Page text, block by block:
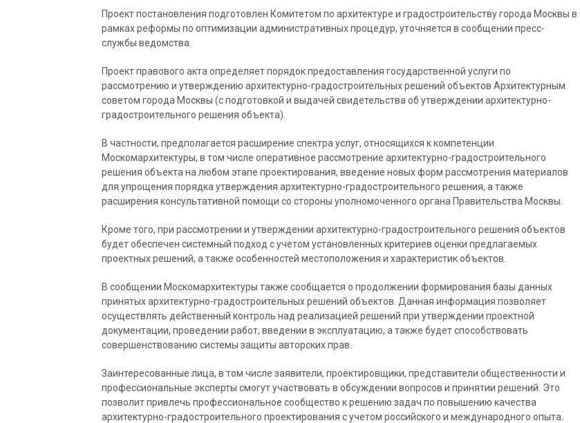
Проект постановления подготовлен Комитетом по архитектуре и градостроительству города Москвы в
рамках реформы по оптимизации административных процедур, уточняется в сообщении пресс-
службы ведомства.
Проект правового акта определяет порядок предоставления государственной услуги по
рассмотрению и утверждению архитектурно-градостроительных решений объектов Архитектурным
советом города Москвы (с подготовкой и выдачей свидетельства об утверждении архитектурно-
градостроительного решения объекта).
В частности, предполагается расширение спектра услуг, относящихся к компетенции
Москомархитектуры, в том числе оперативное рассмотрение архитектурно-градостроительного
решения объекта на любом этапе проектирования, введение новых форм рассмотрения материалов
для упрощения порядка утверждения архитектурно-градостроительного решения, а также
расширения консультативной помощи со стороны уполномоченного органа Правительства Москвы.
Кроме того, при рассмотрении и утверждении архитектурно-градостроительного решения объектов
будет обеспечен системный подход с учетом установленных критериев оценки предлагаемых
проектных решений, а также особенностей местоположения и характеристик объектов.
В сообщении Москомархитектуры также сообщается о продолжении формирования базы данных
принятых архитектурно-градостроительных решений объектов. Данная информация позволяет
осуществлять действенный контроль над реализацией решений при утверждении проектной
документации, проведении работ, введении в эксплуатацию, а также будет способствовать
совершенствованию системы защиты авторских прав.
Заинтересованные лица, в том числе заявители, проектировщики, представители общественности и
профессиональные эксперты смогут участвовать в обсуждении вопросов и принятии решений. Это
позволит привлечь профессиональное сообщество к решению задач по повышению качества
архитектурно-градостроительного проектирования с учетом российского и международного опыта.